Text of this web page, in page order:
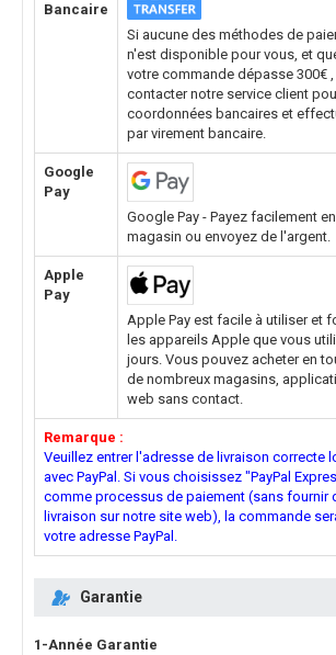
Bancaire
Si aucune des méthodes de
n'est disponible pour vous, et
votre commande dépasse 300€
contacter notre service client
coordonnées bancaires et
par virement bancaire.
Google
Pay
Google Pay - Payez facilement
magasin ou envoyez de l'argent.
Apple
Pay
Apple Pay est facile à utiliser et
les appareils Apple que vous
jours. Vous pouvez acheter en
de nombreux magasins,
web sans contact.
Remarque :
Veuillez entrer l'adresse de livraison correcte
avec PayPal. Si vous choisissez "PayPal
comme processus de paiement (sans fournir
livraison sur notre site web), la commande
votre adresse PayPal.
Garantie
1-Année Garantie